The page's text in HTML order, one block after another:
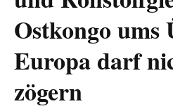
Ostkongo ums
Europa darf
zögern